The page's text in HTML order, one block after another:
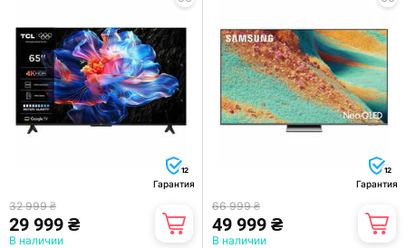
12
Гарантия
32 999 ₴
29 999 ₴
В наличии
12
Гарантия
66 999 ₴
49 999 ₴
В наличии